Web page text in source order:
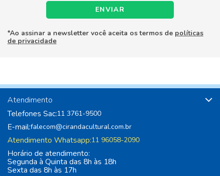
ENVIAR
*Ao assinar a newsletter você aceita os termos de políticas
de privacidade
Atendimento
Telefones Sac:11 3761-9500
E-mail:falecom@cirandacultural.com.br
Atendimento Whatsapp:11 96058-2090
Horário de atendimento:
Segunda à Quinta das 8h às 18h
Sexta das 8h às 17h